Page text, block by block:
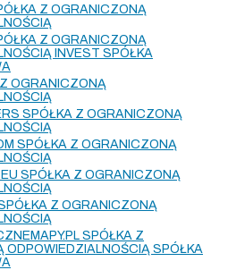
Z OGRANICZONĄ
Z OGRANICZONĄ
INVEST SPÓŁKA
OGRANICZONĄ
SPÓŁKA Z OGRANICZONĄ
SPÓŁKA Z OGRANICZONĄ
SPÓŁKA Z OGRANICZONĄ
Z OGRANICZONĄ
SPÓŁKA Z
ODPOWIEDZIALNOŚCIĄ SPÓŁKA